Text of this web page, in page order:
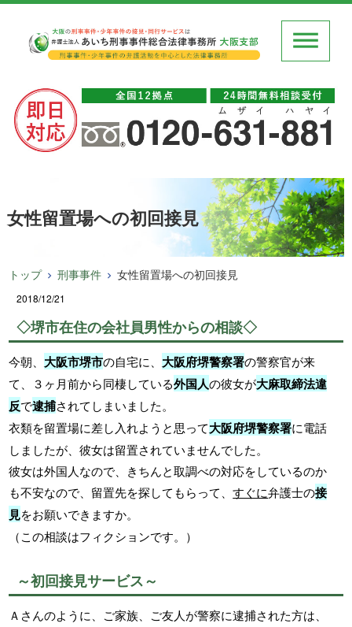
女性留置場への初回接見
トップ 刑事事件 女性留置場への初回接見
2018/12/21
◇堺市在住の会社員男性からの相談◇
今朝、 大阪市堺市の自宅に、 大阪府堺警察署の警察官が来
て、３ヶ月前から同棲している外国人の彼女が大麻取締法違
反で逮捕されてしまいました。
衣類を留置場に差し入れようと思って大阪府堺警察署に電話
しましたが、彼女は留置されていませんでした。
彼女は外国人なので、きちんと取調べの対応をしているのか
も不安なので、留置先を探してもらって、すぐに弁護士の接
見をお願いできますか。
（この相談はフィクションです。）
～初回接見サービス～
Ａさんのように、ご家族、ご友人が警察に逮捕された方は、